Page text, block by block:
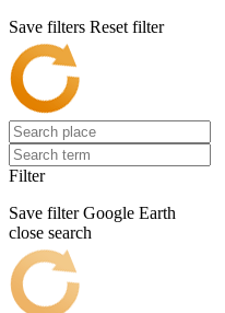
Save filters Reset filter
Filter
Save filter Google Earth
close search